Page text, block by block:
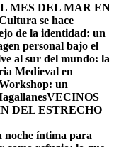
MES DEL MAR EN
se hace
de la identidad: un
personal bajo el
al sur del mundo: la
Medieval en
un
VECINOS
DEL ESTRECHO
noche íntima para